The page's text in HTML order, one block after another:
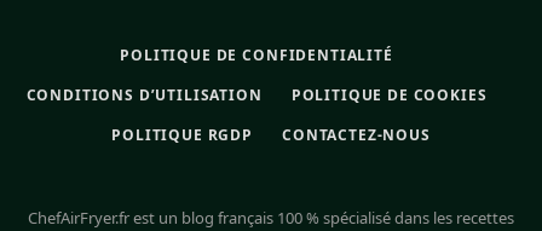
POLITIQUE DE CONFIDENTIALITÉ
CONDITIONS D’UTILISATION
POLITIQUE DE COOKIES
POLITIQUE RGDP
CONTACTEZ-NOUS
ChefAirFryer.fr est un blog français 100 % spécialisé dans les recettes